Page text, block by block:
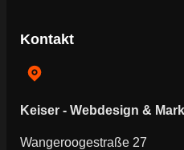
Kontakt
Keiser - Webdesign &
Wangeroogestraße 27